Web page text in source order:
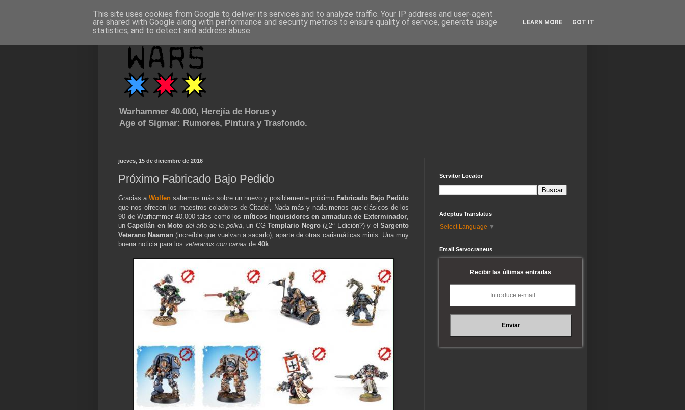
Warhammer 40.000, Herejía de Horus y
Age of Sigmar: Rumores, Pintura y Trasfondo.
jueves, 15 de diciembre de 2016
Próximo Fabricado Bajo Pedido
Gracias a Wolfen sabemos más sobre un nuevo y posiblemente próximo Fabricado Bajo Pedido
que nos ofrecen los maestros coladores de Citadel. Nada más y nada menos que clásicos de los
90 de Warhammer 40.000 tales como los míticos Inquisidores en armadura de Exterminador,
unCapellán en Moto del año de la polka, un CGTemplario Negro(¿2ª Edición?) y elSargento
Veterano Naaman(increíble que vuelvan a sacarlo), aparte de otras carismáticas minis. Una muy
buena noticia para los veteranos con canas de 40k:
Servitor Locator
Adeptus Translatus
Select Language ▼
Email Servocraneus
Recibir las últimas entradas
This site uses cookies from Google to deliver its services and to analyze traffic. Your IP address and user-agent
are shared with Google along with performance and security metrics to ensure quality of service, generate usage
statistics, and to detect and address abuse.
LEARN MORE GOT IT